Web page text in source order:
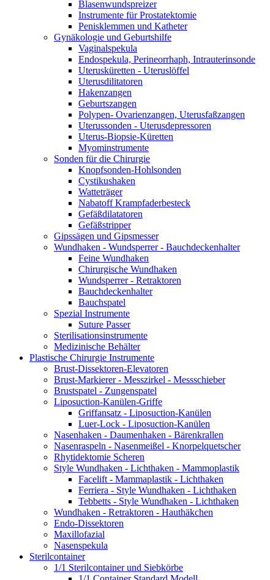
Blasenwundspreizer
Instrumente für Prostatektomie
Penisklemmen und Katheter
Gynäkologie und Geburtshilfe
Vaginalspekula
Endospekula, Perineorrhaph, Intrauterinsonde
Uterusküretten - Uteruslöffel
Uterusdilitatoren
Hakenzangen
Geburtszangen
Polypen- Ovarienzangen, Uterusfaßzangen
Uterussonden - Uterusdepressoren
Uterus-Biopsie-Küretten
Myominstrumente
Sonden für die Chirurgie
Knopfsonden-Hohlsonden
Cystikushaken
Watteträger
Nabatoff Krampfaderbesteck
Gefäßdilatatoren
Gefäßstripper
Gipssägen und Gipsmesser
Wundhaken - Wundsperrer - Bauchdeckenhalter
Feine Wundhaken
Chirurgische Wundhaken
Wundsperrer - Retraktoren
Bauchdeckenhalter
Bauchspatel
Spezial Instrumente
Suture Passer
Sterilisationsinstrumente
Medizinische Behälter
Plastische Chirurgie Instrumente
Brust-Dissektoren-Elevatoren
Brust-Markierer - Messzirkel - Messschieber
Brustspatel - Zungenspatel
Liposuction-Kanülen-Griffe
Griffansatz - Liposuction-Kanülen
Luer-Lock - Liposuction-Kanülen
Nasenhaken - Daumenhaken - Bärenkrallen
Nasenraspeln - Nasenmeißel - Knorpelquetscher
Rhytidektomie Scheren
Style Wundhaken - Lichthaken - Mammoplastik
Facelift - Mammaplastik - Lichthaken
Ferriera - Style Wundhaken - Lichthaken
Tebbetts - Style Wundhaken - Lichthaken
Wundhaken - Retraktoren - Hauthäkchen
Endo-Dissektoren
Maxillofazial
Nasenspekula
Sterilcontainer
1/1 Sterilcontainer und Siebkörbe